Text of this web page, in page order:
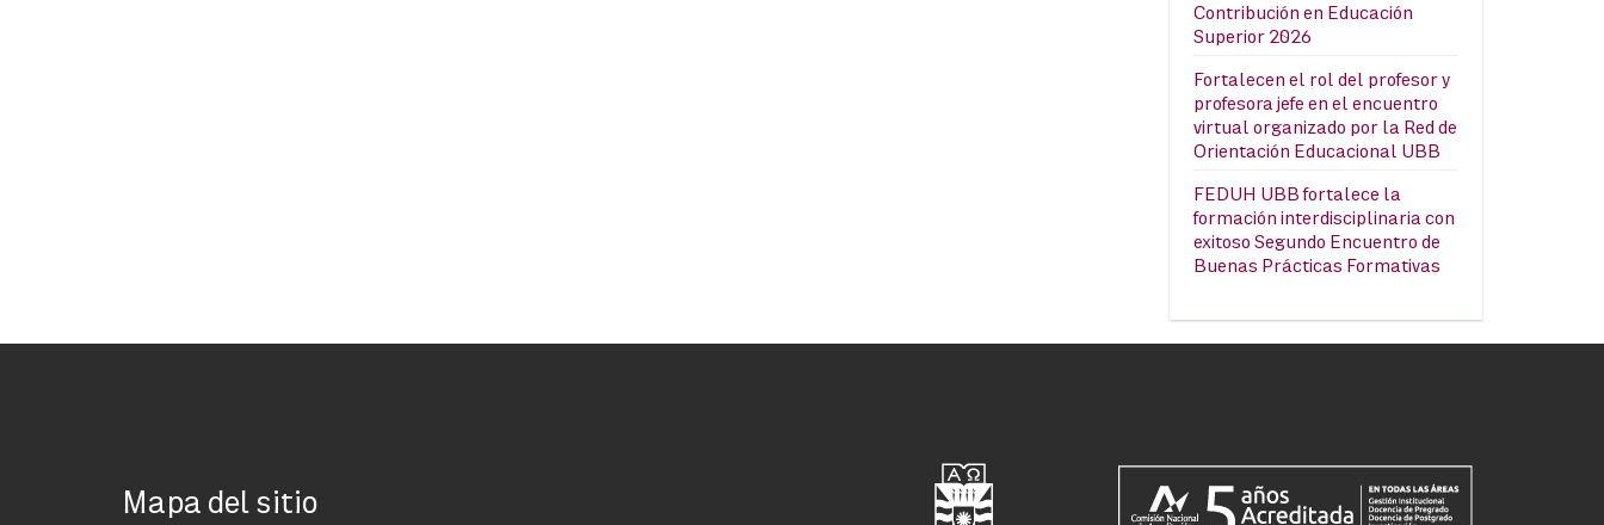
Contribución en Educación
Superior 2026
Fortalecen el rol del profesor y
profesora jefe en el encuentro
virtual organizado por la Red de
Orientación Educacional UBB
FEDUH UBB fortalece la
formación interdisciplinaria con
exitoso Segundo Encuentro de
Buenas Prácticas Formativas
Mapa del sitio